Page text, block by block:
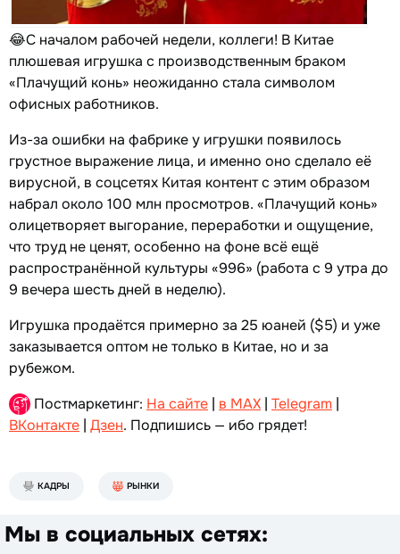
😂С началом рабочей недели, коллеги! В Китае
плюшевая игрушка с производственным браком
«Плачущий конь» неожиданно стала символом
офисных работников.
Из-за ошибки на фабрике у игрушки появилось
грустное выражение лица, и именно оно сделало её
вирусной, в соцсетях Китая контент с этим образом
набрал около 100 млн просмотров. «Плачущий конь»
олицетворяет выгорание, переработки и ощущение,
что труд не ценят, особенно на фоне всё ещё
распространённой культуры «996» (работа с 9 утра до
9 вечера шесть дней в неделю).
Игрушка продаётся примерно за 25 юаней ($5) и уже
заказывается оптом не только в Китае, но и за
рубежом.
Постмаркетинг: На сайте | в MAX | Telegram |
ВКонтакте | Дзен. Подпишись — ибо грядет!
КАДРЫ РЫНКИ
Мы в социальных сетях: